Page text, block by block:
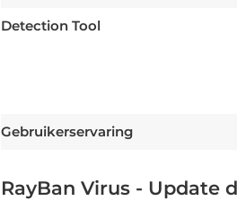
Detection Tool
Gebruikerservaring
RayBan Virus - Update